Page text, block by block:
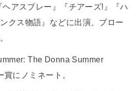
アスプレー』『チアーズ!』『ハ
クス物語』などに出演、ブロー
The Donna Summer
にノミネート。